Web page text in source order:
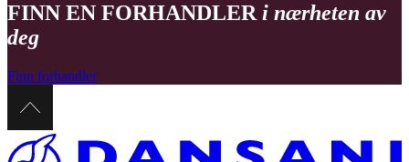
FINN EN FORHANDLER i nærheten av
deg
Finn forhandler